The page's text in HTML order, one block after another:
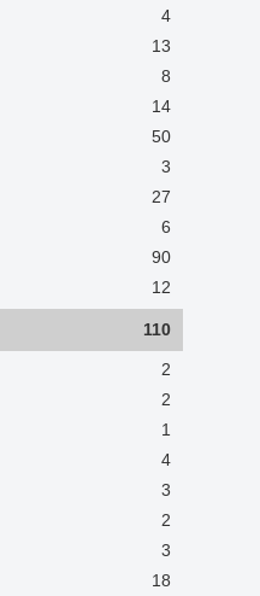
4
13
8
14
50
3
27
6
90
12
110
2
2
1
4
3
2
3
18